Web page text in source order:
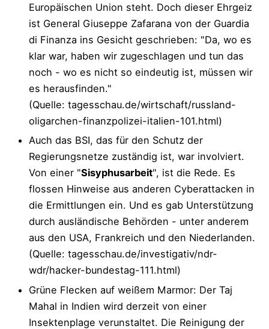
Europäischen Union steht. Doch dieser Ehrgeiz
ist General Giuseppe Zafarana von der Guardia
di Finanza ins Gesicht geschrieben: "Da, wo es
klar war, haben wir zugeschlagen und tun das
noch - wo es nicht so eindeutig ist, müssen wir
es herausfinden."
(Quelle: tagesschau.de/wirtschaft/russland-
oligarchen-finanzpolizei-italien-101.html)
Auch das BSI, das für den Schutz der
Regierungsnetze zuständig ist, war involviert.
Von einer "Sisyphusarbeit", ist die Rede. Es
flossen Hinweise aus anderen Cyberattacken in
die Ermittlungen ein. Und es gab Unterstützung
durch ausländische Behörden - unter anderem
aus den USA, Frankreich und den Niederlanden.
(Quelle: tagesschau.de/investigativ/ndr-
wdr/hacker-bundestag-111.html)
Grüne Flecken auf weißem Marmor: Der Taj
Mahal in Indien wird derzeit von einer
Insektenplage verunstaltet. Die Reinigung der